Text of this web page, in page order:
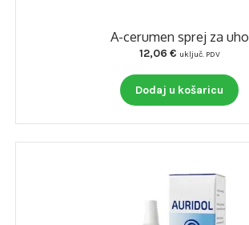
A-cerumen sprej za uho
12,06 € uključ. PDV
Dodaj u košaricu